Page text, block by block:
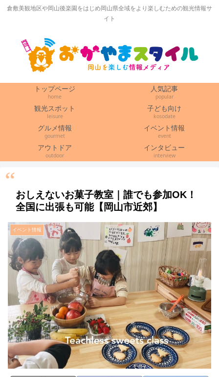
倉敷美観地区や岡山後楽園をはじめ岡山県全域をより楽しむための観光情報サ
イト
トップページ
home
人気記事
popular
観光スポット
leisure
子ども向け
kosodate
グルメ情報
gourmet
イベント情報
event
アウトドア
outdoor
インタビュー
interview
おしえないお菓子教室｜誰でも参加OK！
全国に出張も可能【岡山市近郊】
イベント情報